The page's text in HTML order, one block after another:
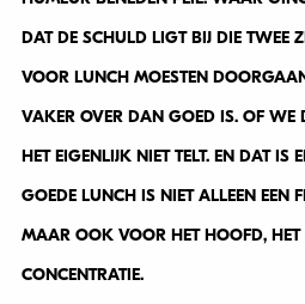
DAT DE SCHULD LIGT BIJ DIE TWEE
VOOR LUNCH MOESTEN
VAKER OVER DAN GOED IS. OF WE
HET EIGENLIJK NIET TELT. EN DAT
GOEDE LUNCH IS NIET ALLEEN EEN
MAAR OOK VOOR HET HOOFD, HET
CONCENTRATIE.